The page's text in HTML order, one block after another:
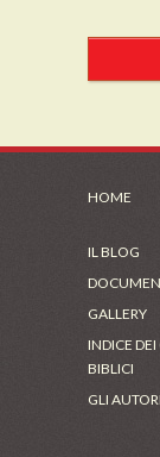
HOME
IL BLOG
GALLERY
INDICE
BIBLICI
GLI AUTORI